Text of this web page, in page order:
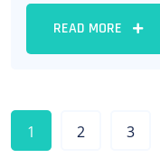
READ MORE
1 2 3